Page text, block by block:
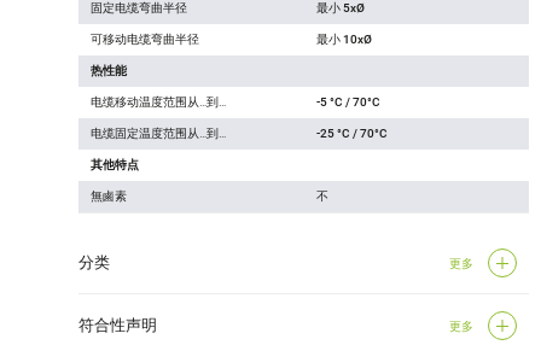
固定电缆弯曲半径 最小 5xØ
可移动电缆弯曲半径 最小 10xØ
热性能
电缆移动温度范围从…到… -5 °C / 70°C
电缆固定温度范围从…到… -25 °C / 70°C
其他特点
無鹵素 不
分类 更多
符合性声明 更多